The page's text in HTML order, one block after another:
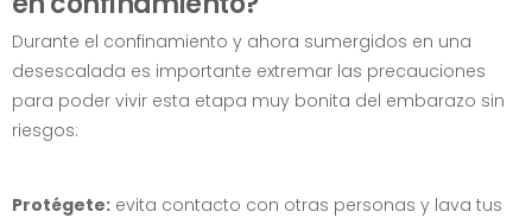
Durante el confinamiento y ahora sumergidos en una
desescalada es importante extremar las precauciones
para poder vivir esta etapa muy bonita del embarazo sin
riesgos:
Protégete: evita contacto con otras personas y lava tus